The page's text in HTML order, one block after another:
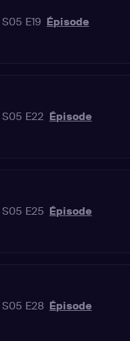
S05 E19 Épisode
S05 E22 Épisode
S05 E25 Épisode
S05 E28 Épisode